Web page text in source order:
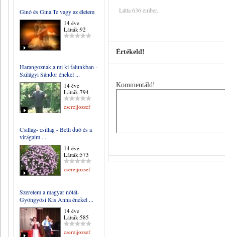
Ginó és Gina:Te vagy az életem
14 éve
Látták:92
Harangoznak,a mi ki falunkban -
Szilágyi Sándor énekel ...
14 éve
Látták:794
csereijozsef
Csillag- csillag - Betli duó és a
virágaim ...
14 éve
Látták:573
csereijozsef
Szeretem a magyar nótát-
Gyöngyösi Kis Anna énekel ...
14 éve
Látták:585
csereijozsef
Látta 636 ember.
Értékeld!
Kommentáld!